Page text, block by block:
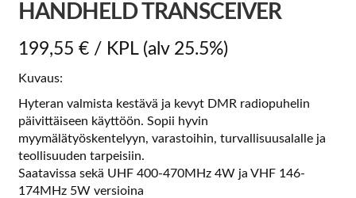
HANDHELD TRANSCEIVER
199,55 €/ KPL (alv 25.5%)
Kuvaus:
Hyteran valmista kestävä ja kevyt DMR radiopuhelin
päivittäiseen käyttöön. Sopii hyvin
myymälätyöskentelyyn, varastoihin, turvallisuusalalle ja
teollisuuden tarpeisiin.
Saatavissa sekä UHF 400-470MHz 4W ja VHF 146-
174MHz 5W versioina